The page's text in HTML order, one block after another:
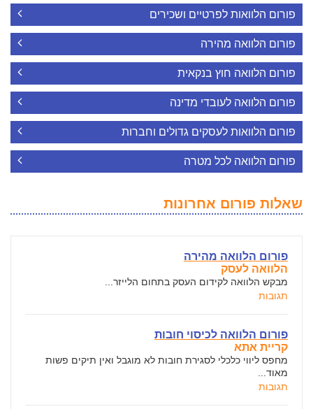
פורום הלוואות לפרטיים ושכירים
פורום הלוואה מהירה
פורום הלוואה חוץ בנקאית
פורום הלוואה לעובדי מדינה
פורום הלוואות לעסקים גדולים וחברות
פורום הלוואה לכל מטרה
שאלות פורום אחרונות
פורום הלוואה מהירה
הלוואה לעסק
מבקש הלוואה לקידום העסק בתחום הלייזר...
תגובות
פורום הלוואה לכיסוי חובות
קריית אתא
מחפס ליווי כלכלי לסגירת חובות לא מוגבל ואין תיקים פשות
מאוד...
תגובות